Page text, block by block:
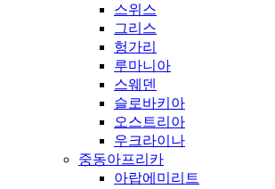
스위스
그리스
헝가리
루마니아
스웨덴
슬로바키아
오스트리아
우크라이나
중동아프리카
아랍에미리트